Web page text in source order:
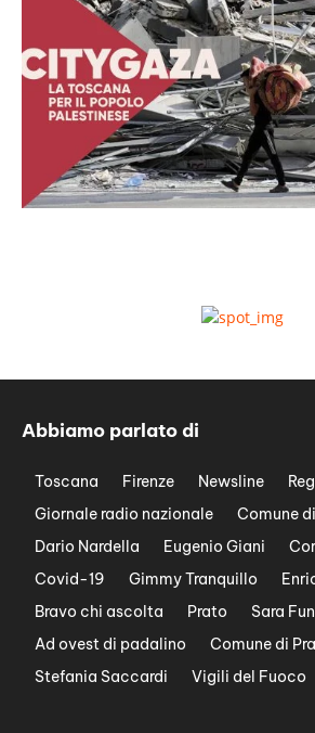
Abbiamo parlato di
Toscana Firenze Newsline
Giornale radio nazionale
Comune
Dario Nardella
Eugenio Giani
Covid-19
Gimmy Tranquillo
Bravo chi ascolta
Prato Sara
Ad ovest di padalino
Comune di
Stefania Saccardi
Vigili del Fuoco